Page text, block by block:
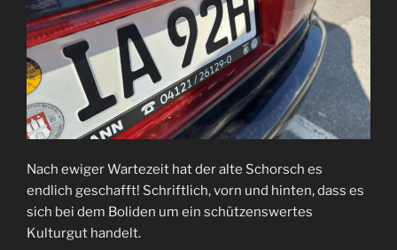
Nach ewiger Wartezeit hat der alte Schorsch es
endlich geschafft! Schriftlich, vorn und hinten, dass es
sich bei dem Boliden um ein schützenswertes
Kulturgut handelt.